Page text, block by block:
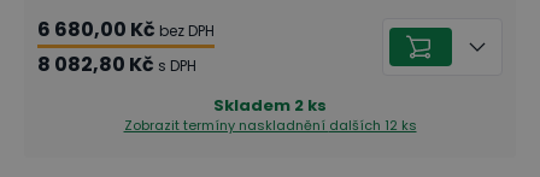
6 680,00 Kč bez DPH
8 082,80 Kč s DPH
Skladem 2 ks
Zobrazit termíny naskladnění dalších 12 ks